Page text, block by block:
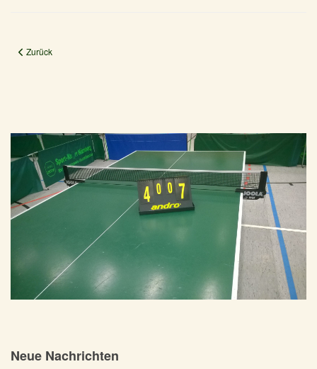
Vorheriger Beitrag: Erfolgreicher Mai für Gisela
Zurück
Neue Nachrichten